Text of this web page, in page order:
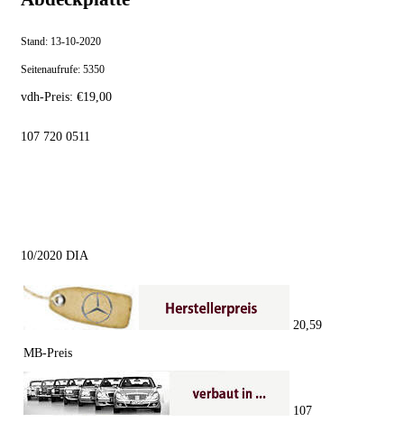
Stand: 13-10-2020
Seitenaufrufe: 5350
vdh-Preis: €19,00
107 720 0511
10/2020 DIA
MB-Preis
20,59
107